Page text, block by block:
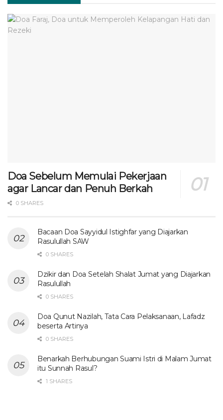
Doa Sebelum Memulai Pekerjaan
agar Lancar dan Penuh Berkah
0 SHARES
Bacaan Doa Sayyidul Istighfar yang Diajarkan
Rasulullah SAW
0 SHARES
Dzikir dan Doa Setelah Shalat Jumat yang Diajarkan
Rasulullah
0 SHARES
Doa Qunut Nazilah, Tata Cara Pelaksanaan, Lafadz
beserta Artinya
0 SHARES
Benarkah Berhubungan Suami Istri di Malam Jumat
itu Sunnah Rasul?
1 SHARES